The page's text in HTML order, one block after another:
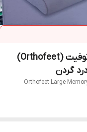
بالش طبی مموری فوم پلی‌اورتان ارتوفیت (Orthofeet)
گردن
Orthofeet Large